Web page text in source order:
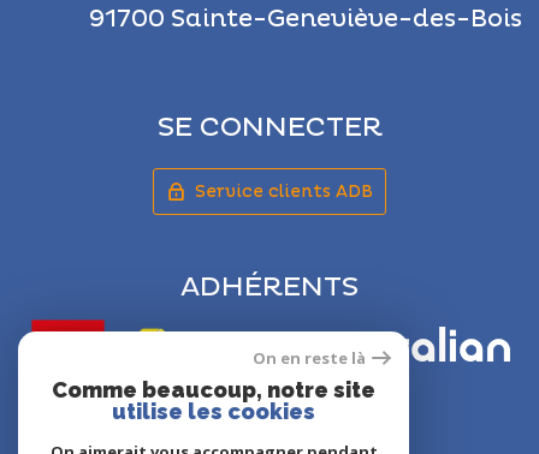
91700 Sainte-Geneviève-des-Bois
SE CONNECTER
Service clients ADB
ADHÉRENTS
On en reste là
Comme beaucoup, notre site
utilise les cookies